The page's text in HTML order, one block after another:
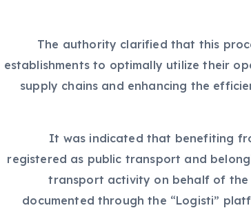
The authority clarified that this
establishments to optimally utilize their
supply chains and enhancing the
It was indicated that benefiting
registered as public transport and
transport activity on behalf of
documented through the “Logisti”